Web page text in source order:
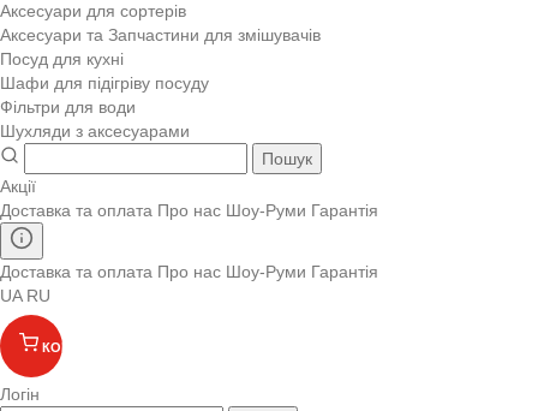
Аксесуари для сортерів
Аксесуари та Запчастини для змішувачів
Посуд для кухні
Шафи для підігріву посуду
Фільтри для води
Шухляди з аксесуарами
Пошук
Акції
Доставка та оплата Про нас Шоу-Руми Гарантія
Доставка та оплата Про нас Шоу-Руми Гарантія
UA RU
КОШИК
Логін